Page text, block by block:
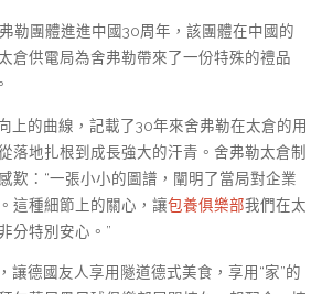
勒團體進進中國30周年，該團體在中國的
倉供電局為舍弗勒帶來了一份特殊的禮品
上的曲線，記載了30年來舍弗勒在太倉的用
落地扎根到成長強大的汗青。舍弗勒太倉制
歎：“一張小小的圖譜，闡明了當局對企業
這種細節上的關心，讓包養俱樂部我們在太
分特別安心。”
讓德國友人享用隧道德式美食，享用“家”的